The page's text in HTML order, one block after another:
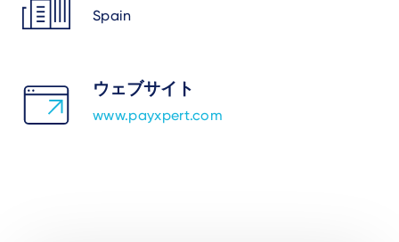
Spain
ウェブサイト
www.payxpert.com